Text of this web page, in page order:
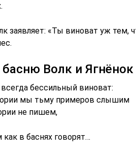
заявляет: «Ты виноват уж тем,
Волк и
бессильный виноват:
мы тьму примеров слышим
не пишем,
в баснях говорят…